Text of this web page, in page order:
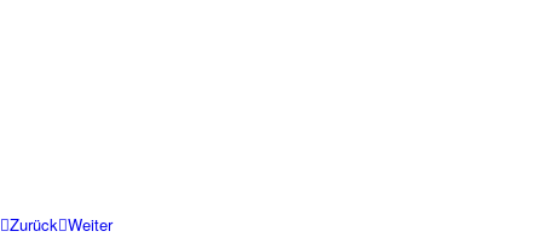
Zurück Weiter